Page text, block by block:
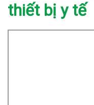
thiết bị y tế